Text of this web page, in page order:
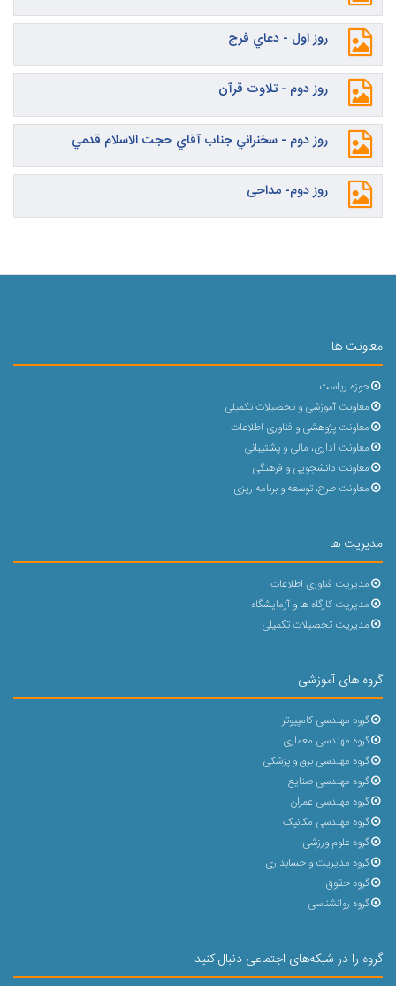
روز اول - دعاي فرج
روز دوم - تلاوت قرآن
روز دوم - سخنراني جناب آقاي حجت الاسلام قدمي
روز دوم- مداحی
معاونت ها
حوزه ریاست
معاونت آموزشی و تحصیلات تکمیلی
معاونت پژوهشی و فناوری اطلاعات
معاونت اداری، مالی و پشتیبانی
معاونت دانشجویی و فرهنگی
معاونت طرح، توسعه و برنامه ریزی
مدیریت ها
مدیریت فناوری اطلاعات
مدیریت کارگاه ها و آزمایشگاه
مدیریت تحصیلات تکمیلی
گروه های آموزشی
گروه مهندسی کامپیوتر
گروه مهندسی معماری
گروه مهندسی برق و پزشکی
گروه مهندسی صنایع
گروه مهندسی عمران
گروه مهندسی مکانیک
گروه علوم ورزشی
گروه مدیریت و حسابداری
گروه حقوق
گروه روانشناسی
گروه را در شبکه‌های اجتماعی دنبال کنید